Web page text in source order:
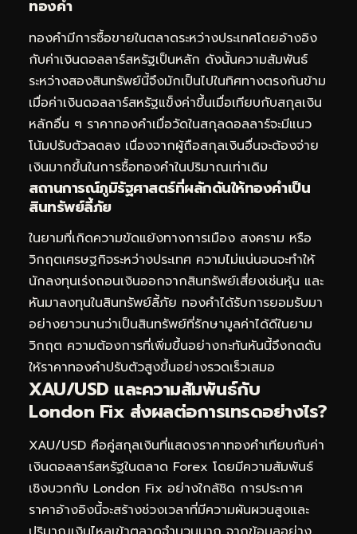
ทองคำ
ทองคำมีการซื้อขายในตลาดระหว่างประเทศโดยอ้างอิง
กับค่าเงินดอลลาร์สหรัฐเป็นหลัก ดังนั้นความสัมพันธ์
ระหว่างสองสินทรัพย์นี้จึงมักเป็นไปในทิศทางตรงกันข้าม
เมื่อค่าเงินดอลลาร์สหรัฐแข็งค่าขึ้นเมื่อเทียบกับสกุลเงิน
หลักอื่น ๆ ราคาทองคำเมื่อวัดในสกุลดอลลาร์จะมีแนว
โน้มปรับตัวลดลง เนื่องจากผู้ถือสกุลเงินอื่นจะต้องจ่าย
เงินมากขึ้นในการซื้อทองคำในปริมาณเท่าเดิม
สถานการณ์ภูมิรัฐศาสตร์ที่ผลักดันให้ทองคำเป็น
สินทรัพย์ลี้ภัย
ในยามที่เกิดความขัดแย้งทางการเมือง สงคราม หรือ
วิกฤตเศรษฐกิจระหว่างประเทศ ความไม่แน่นอนจะทำให้
นักลงทุนเร่งถอนเงินออกจากสินทรัพย์เสี่ยงเช่นหุ้น และ
หันมาลงทุนในสินทรัพย์ลี้ภัย ทองคำได้รับการยอมรับมา
อย่างยาวนานว่าเป็นสินทรัพย์ที่รักษามูลค่าได้ดีในยาม
วิกฤต ความต้องการที่เพิ่มขึ้นอย่างกะทันหันนี้จึงกดดัน
ให้ราคาทองคำปรับตัวสูงขึ้นอย่างรวดเร็วเสมอ
XAU/USD และความสัมพันธ์กับ
London Fix ส่งผลต่อการเทรดอย่างไร?
XAU/USD คือคู่สกุลเงินที่แสดงราคาทองคำเทียบกับค่า
เงินดอลลาร์สหรัฐในตลาด Forex โดยมีความสัมพันธ์
เชิงบวกกับ London Fix อย่างใกล้ชิด การประกาศ
ราคาอ้างอิงนี้จะสร้างช่วงเวลาที่มีความผันผวนสูงและ